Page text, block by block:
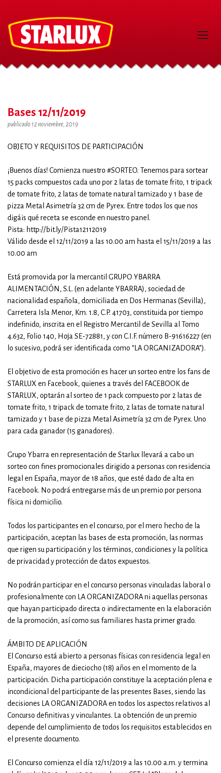
Bases 12/11/2019
publicado 12 noviembre, 2019
OBJETO Y REQUISITOS DE PARTICIPACIÓN
¡Buenos días! Comienza nuestro #SORTEO. Tenemos para sortear
15 packs compuestos cada uno por 2 latas de tomate frito, 1 tripack
de tomate frito, 2 latas de tomate natural tamizado y 1 base de
pizza Metal Asimetría 32 cm de Pyrex. Entre todos los que nos
digáis qué receta se esconde en nuestro panel.
Pista: http://bit.ly/Pista12112019
Válido desde el 12/11/2019 a las 10.00 am hasta el 15/11/2019 a las
10.00 am
Está promovida por la mercantil GRUPO YBARRA
ALIMENTACIÓN, S.L. (en adelante YBARRA), sociedad de
nacionalidad española, domiciliada en Dos Hermanas (Sevilla),
Carretera Isla Menor, Km. 1.8, C.P. 41703, constituida por tiempo
indefinido, inscrita en el Registro Mercantil de Sevilla al Tomo
4.632, Folio 140, Hoja SE-72881, y con C.I.F. número B-91616227 (en
lo sucesivo, podrá ser identificada como “LA ORGANIZADORA”).
El objetivo de esta promoción es hacer un sorteo entre los fans de
STARLUX en Facebook, quienes a través del FACEBOOK de
STARLUX, optarán al sorteo de 1 pack compuesto por 2 latas de
tomate frito, 1 tripack de tomate frito, 2 latas de tomate natural
tamizado y 1 base de pizza Metal Asimetría 32 cm de Pyrex. Uno
para cada ganador (15 ganadores).
Grupo Ybarra en representación de Starlux llevará a cabo un
sorteo con fines promocionales dirigido a personas con residencia
legal en España, mayor de 18 años, que esté dado de alta en
Facebook. No podrá entregarse más de un premio por persona
física ni domicilio.
Todos los participantes en el concurso, por el mero hecho de la
participación, aceptan las bases de esta promoción, las normas
que rigen su participación y los términos, condiciones y la política
de privacidad y protección de datos expuestos.
No podrán participar en el concurso personas vinculadas laboral o
profesionalmente con LA ORGANIZADORA ni aquellas personas
que hayan participado directa o indirectamente en la elaboración
de la promoción, así como sus familiares hasta primer grado.
ÁMBITO DE APLICACIÓN
El Concurso está abierto a personas físicas con residencia legal en
España, mayores de dieciocho (18) años en el momento de la
participación. Dicha participación constituye la aceptación plena e
incondicional del participante de las presentes Bases, siendo las
decisiones LA ORGANIZADORA en todos los aspectos relativos al
Concurso definitivas y vinculantes. La obtención de un premio
depende del cumplimiento de todos los requisitos establecidos en
el presente documento.
El Concurso comienza el día 12/11/2019 a las 10.00 a.m. y termina